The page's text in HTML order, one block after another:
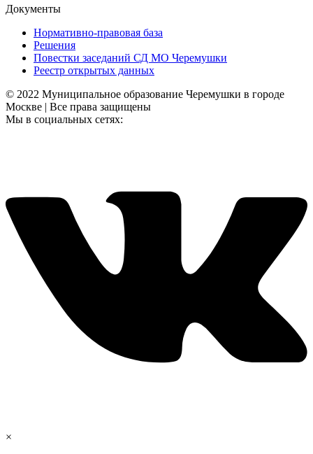
Документы
Нормативно-правовая база
Решения
Повестки заседаний СД МО Черемушки
Реестр открытых данных
© 2022 Муниципальное образование Черемушки в городе
Москве | Все права защищены
Мы в социальных сетях:
×